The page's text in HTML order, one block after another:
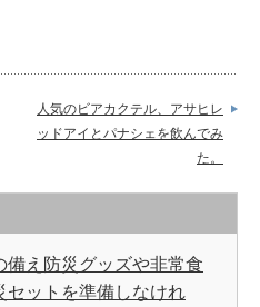
人気のビアカクテル、アサヒレ
ッドアイとパナシェを飲んでみ
た。
備え防災グッズや非常食
セットを準備しなけれ